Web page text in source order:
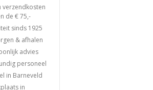
verzendkosten
de € 75,-
sinds 1925
& afhalen
advies
personeel
in Barneveld
in